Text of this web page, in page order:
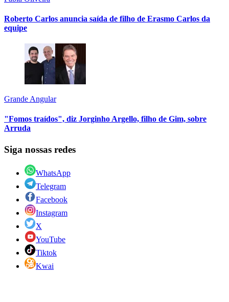
Roberto Carlos anuncia saída de filho de Erasmo Carlos da
equipe
Grande Angular
"Fomos traídos", diz Jorginho Argello, filho de Gim, sobre
Arruda
Siga nossas redes
WhatsApp
Telegram
Facebook
Instagram
X
YouTube
Tiktok
Kwai